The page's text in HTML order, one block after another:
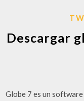
Descargar
Globe 7 es un